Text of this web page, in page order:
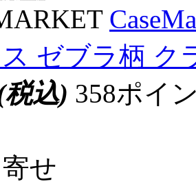
ゼブラ柄 ク
税込) 358ポイ
せ